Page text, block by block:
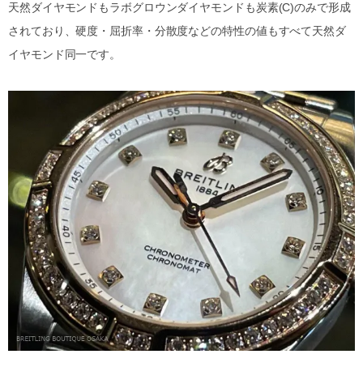
天然ダイヤモンドもラボグロウンダイヤモンドも炭素(C)のみで形成
されており、硬度・屈折率・分散度などの特性の値もすべて天然ダ
イヤモンド同一です。